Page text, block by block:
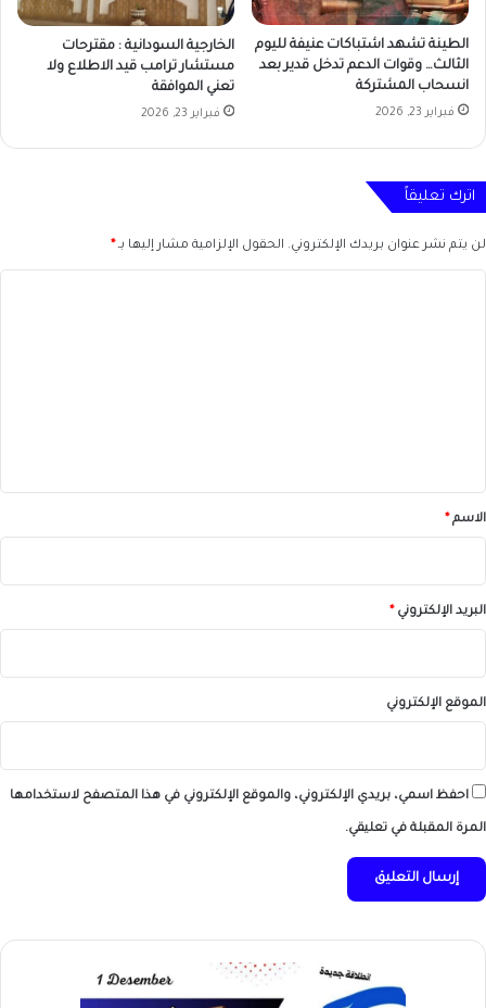
الطينة تشهد اشتباكات عنيفة لليوم
الثالث… وقوات الدعم تدخل قدير بعد
انسحاب المشتركة
فبراير 23, 2026
الخارجية السودانية : مقترحات
مستشار ترامب قيد الاطلاع ولا
تعني الموافقة
فبراير 23, 2026
اترك تعليقاً
لن يتم نشر عنوان بريدك الإلكتروني. الحقول الإلزامية مشار إليها بـ*
*الاسم*
البريد الإلكتروني*
الموقع الإلكتروني
احفظ اسمي، بريدي الإلكتروني، والموقع الإلكتروني في هذا المتصفح لاستخدامها
المرة المقبلة في تعليقي.